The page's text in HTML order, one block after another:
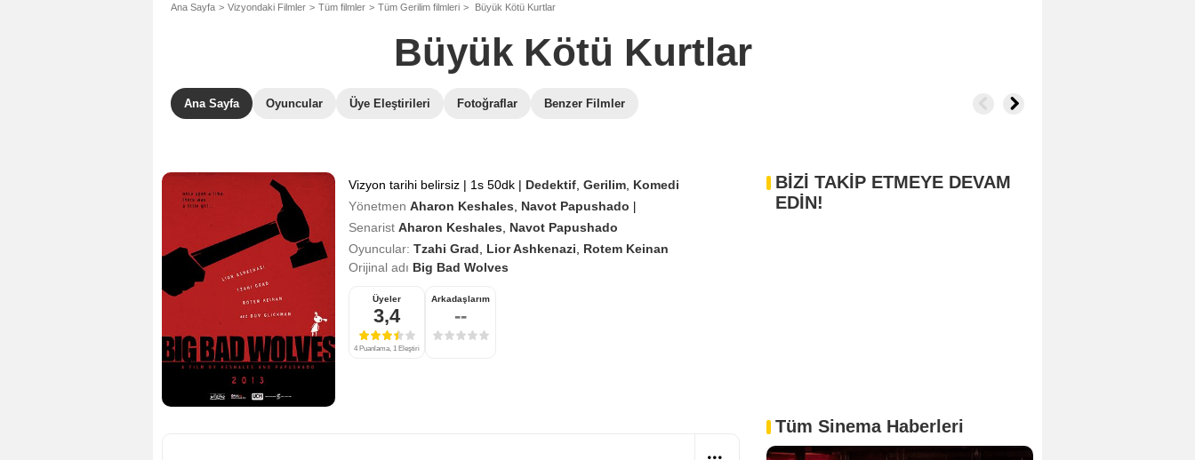
Ana Sayfa Vizyondaki Filmler Tüm filmler Tüm Gerilim filmleri Büyük Kötü Kurtlar
Büyük Kötü Kurtlar
Ana Sayfa Oyuncular Üye Eleştirileri Fotoğraflar Benzer Filmler
Vizyon tarihi belirsiz | 1s 50dk | Dedektif Gerilim Komedi
Yönetmen Aharon Keshales Navot Papushado
Senarist Aharon Keshales
Navot Papushado
Oyuncular: Tzahi Grad Lior Ashkenazi
Rotem Keinan
Orijinal adı Big Bad Wolves
Üyeler
3,4
4 Puanlama, 1 Eleştiri
Arkadaşlarım
--
BİZİ TAKİP ETMEYE DEVAM
EDİN!
Tüm Sinema Haberleri